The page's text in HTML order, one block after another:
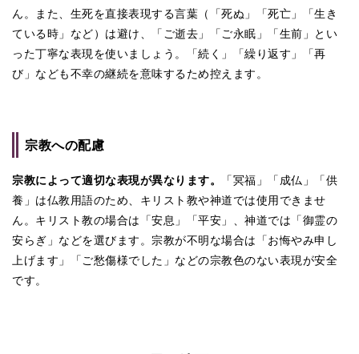
ん。また、生死を直接表現する言葉（「死ぬ」「死亡」「生き
ている時」など）は避け、「ご逝去」「ご永眠」「生前」とい
った丁寧な表現を使いましょう。「続く」「繰り返す」「再
び」なども不幸の継続を意味するため控えます。
宗教への配慮
宗教によって適切な表現が異なります。
「冥福」「成仏」「供
養」は仏教用語のため、キリスト教や神道では使用できませ
ん。キリスト教の場合は「安息」「平安」、神道では「御霊の
安らぎ」などを選びます。宗教が不明な場合は「お悔やみ申し
上げます」「ご愁傷様でした」などの宗教色のない表現が安全
です。